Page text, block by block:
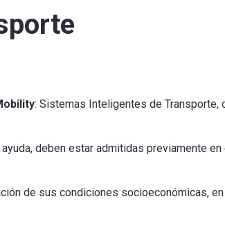
: Sistemas Inteligentes de Transporte,
deben estar admitidas previamente en
de sus condiciones socioeconómicas,